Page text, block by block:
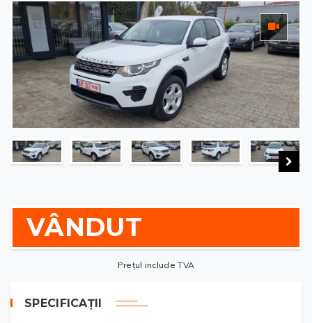
VÂNDUT
Prețul include TVA
SPECIFICAȚII